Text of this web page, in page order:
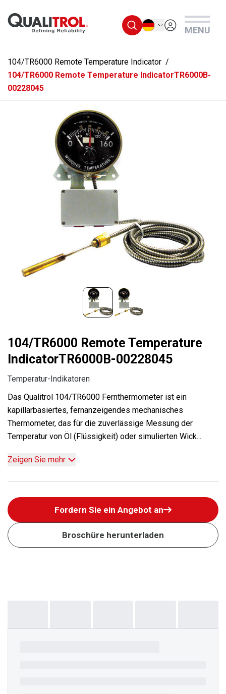
Deutsch
MENU
104/TR6000 Remote Temperature Indicator
104/TR6000 Remote Temperature IndicatorTR6000B-
00228045
104/TR6000 Remote Temperature
IndicatorTR6000B-00228045
Temperatur-Indikatoren
Das Qualitrol 104/TR6000 Fernthermometer ist ein
kapillarbasiertes, fernanzeigendes mechanisches
Thermometer, das für die zuverlässige Messung der
Temperatur von Öl (Flüssigkeit) oder simulierten Wick...
Zeigen Sie mehr
Fordern Sie ein Angebot an
Broschüre herunterladen